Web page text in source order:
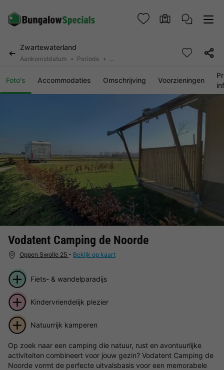
Zwartewaterland
Aankomstdatum Periode 2 personen, 0 huisdier
Foto's Accommodaties Omschrijving Voorzieningen
Vodatent Camping de Noorde
Oppen Swolle 25 - Bekijk op kaart
Fiets- & wandelparadijs
Kindervriendelijk plezier
Natuurrijk kamperen
Op zoek naar een camping die natuur, rust en avontuurlijke
activiteiten combineert voor jouw gezin? Vodatent Camping de
Noorde vormt de perfecte uitvalsbasis voor een memorabele